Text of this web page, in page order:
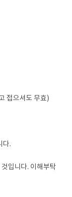
접으셔도 무효)
다.
입니다. 이해부탁